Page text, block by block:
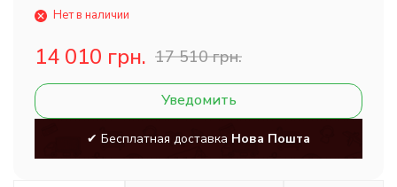
Нет в наличии
14 010 грн. 17 510 грн.
Уведомить
✔ Бесплатная доставка Нова Пошта